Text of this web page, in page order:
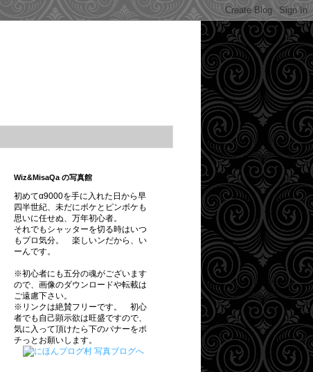
Wiz&MisaQa の写真館
初めてα9000を手に入れた日から早
四半世紀、未だにボケとピンボケも
思いに任せぬ、万年初心者。
それでもシャッターを切る時はいつ
もプロ気分。 楽しいンだから、い
ーんです。
※初心者にも五分の魂がございます
ので、画像のダウンロードや転載は
ご遠慮下さい。
※ リンクは絶賛フリーです。 初心
者でも自己顕示欲は旺盛ですので、
気に入って頂けたら下のバナーをポ
チっとお願いします。